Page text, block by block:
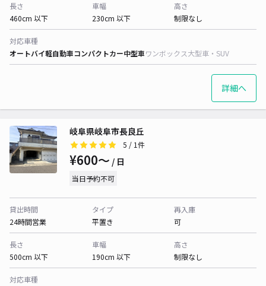
長さ
460cm 以下
車幅
230cm 以下
高さ
制限なし
対応車種
オートバイ軽自動車コンパクトカー中型車ワンボックス大型車・SUV
詳細へ
岐阜県岐阜市長良丘
5 / 1件
¥600〜 / 日
当日予約不可
貸出時間
24時間営業
タイプ
平置き
再入庫
可
長さ
500cm 以下
車幅
190cm 以下
高さ
制限なし
対応車種